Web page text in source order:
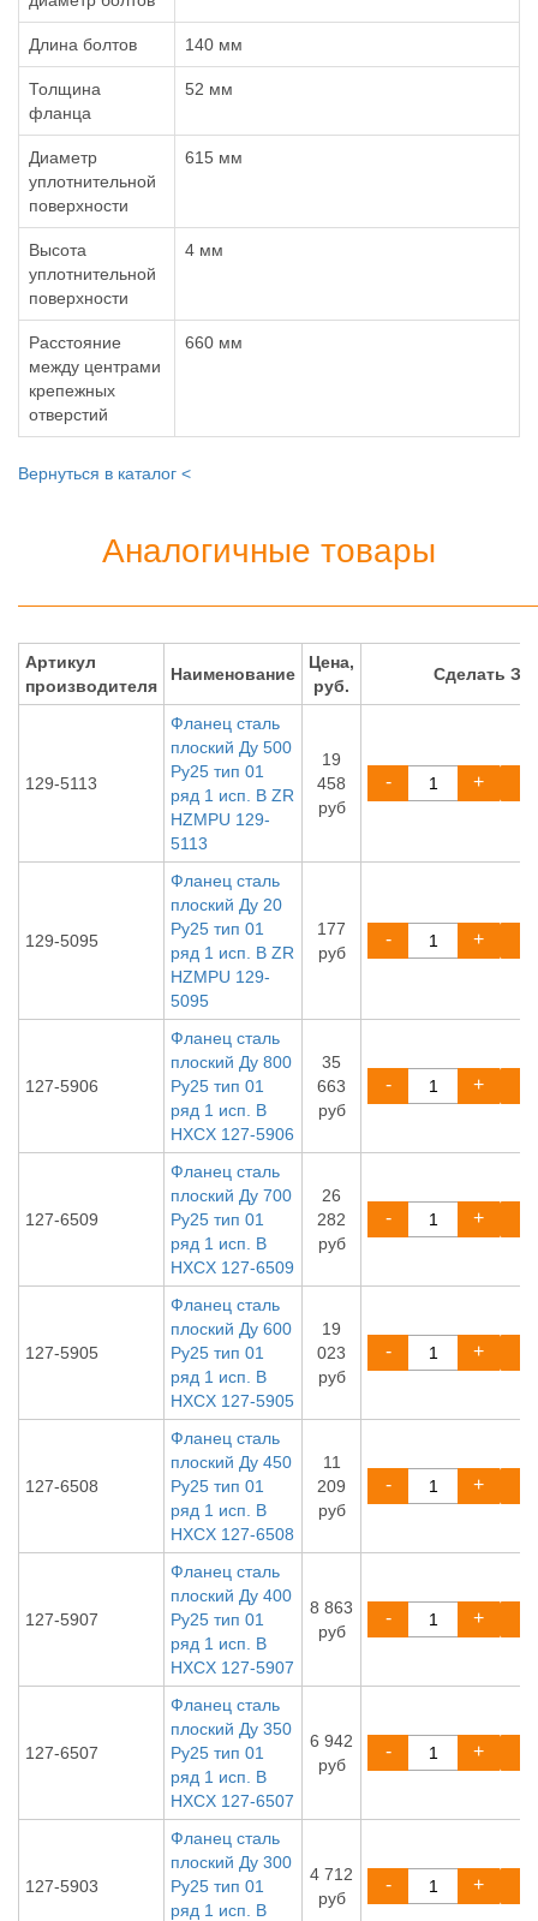
Длина болтов 140 мм
Толщина
фланца
52 мм
Диаметр
уплотнительной
поверхности
615 мм
Высота
уплотнительной
поверхности
4 мм
Расстояние
между центрами
крепежных
отверстий
660 мм
Вернуться в каталог <
Аналогичные товары
Артикул
производителя
Наименование
Цена,
руб.
Сделать
129-5113
Фланец сталь
плоский Ду 500
Ру25 тип 01
ряд 1 исп. B ZR
HZMPU 129-
5113
19
458
руб
- +
129-5095
Фланец сталь
плоский Ду 20
Ру25 тип 01
ряд 1 исп. B ZR
HZMPU 129-
5095
177
руб
- +
127-5906
Фланец сталь
плоский Ду 800
Ру25 тип 01
ряд 1 исп. B
HXCX 127-5906
35
663
руб
- +
127-6509
Фланец сталь
плоский Ду 700
Ру25 тип 01
ряд 1 исп. B
HXCX 127-6509
26
282
руб
- +
127-5905
Фланец сталь
плоский Ду 600
Ру25 тип 01
ряд 1 исп. B
HXCX 127-5905
19
023
руб
- +
127-6508
Фланец сталь
плоский Ду 450
Ру25 тип 01
ряд 1 исп. B
HXCX 127-6508
11
209
руб
- +
127-5907
Фланец сталь
плоский Ду 400
Ру25 тип 01
ряд 1 исп. B
HXCX 127-5907
8 863
руб
- +
127-6507
Фланец сталь
плоский Ду 350
Ру25 тип 01
ряд 1 исп. B
HXCX 127-6507
6 942
руб
- +
127-5903
Фланец сталь
плоский Ду 300
Ру25 тип 01
ряд 1 исп. B
4 712
руб
- +